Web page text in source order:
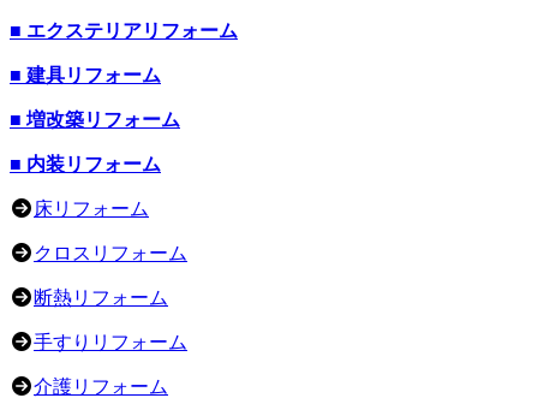
■ エクステリアリフォーム
■ 建具リフォーム
■ 増改築リフォーム
■ 内装リフォーム
床リフォーム
クロスリフォーム
断熱リフォーム
手すりリフォーム
介護リフォーム